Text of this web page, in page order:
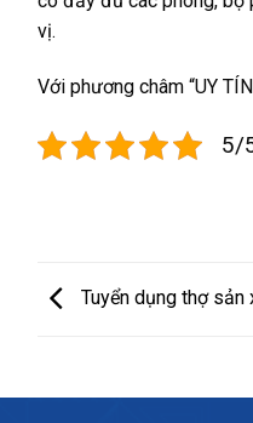
vị.
Với phương châm “UY
5/
Tuyển dụng thợ